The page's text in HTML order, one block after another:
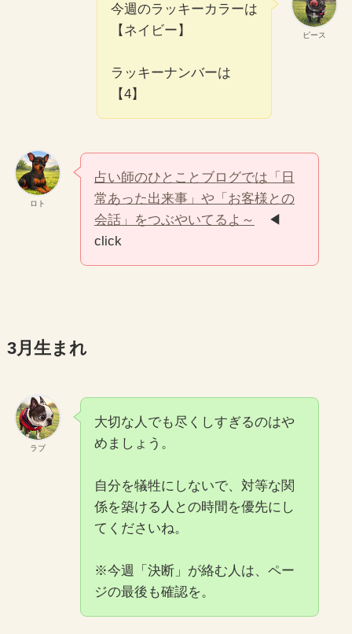
ピース
今週のラッキーカラーは
【ネイビー】
ラッキーナンバーは
【4】
ロト
占い師のひとことブログでは「日
常あった出来事」や「お客様との
会話」をつぶやいてるよ～
◀
click
3月生まれ
ラブ
大切な人でも尽くしすぎるのはや
めましょう。
自分を犠牲にしないで、対等な関
係を築ける人との時間を優先にし
てくださいね。
※今週「決断」が絡む人は、ペー
ジの最後も確認を。